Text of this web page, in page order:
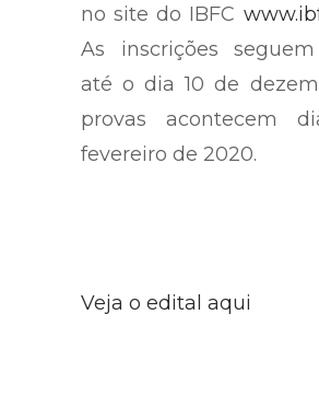
no site do IBFC
As inscrições
até o dia 10 de
provas acontecem
fevereiro de 2020.
Veja o edital aqui